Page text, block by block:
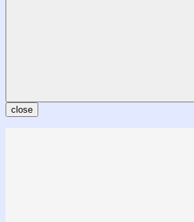
close